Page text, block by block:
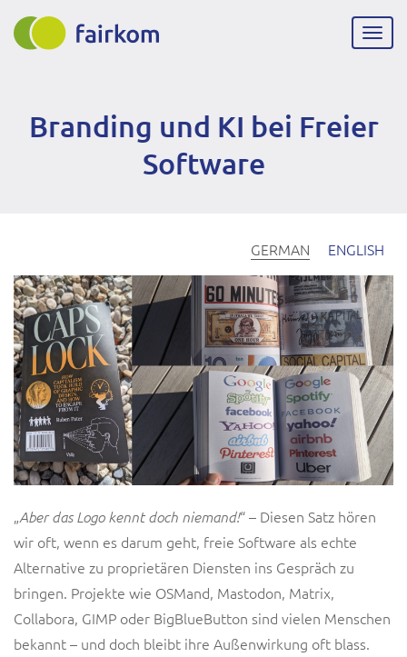
Direkt
zum
Branding und KI bei Freier
Software
GERMAN ENGLISH
„Aber das Logo kennt doch niemand!“ – Diesen Satz hören
wir oft, wenn es darum geht, freie Software als echte
Alternative zu proprietären Diensten ins Gespräch zu
bringen. Projekte wie OSMand, Mastodon, Matrix,
Collabora, GIMP oder BigBlueButton sind vielen Menschen
bekannt – und doch bleibt ihre Außenwirkung oft blass.